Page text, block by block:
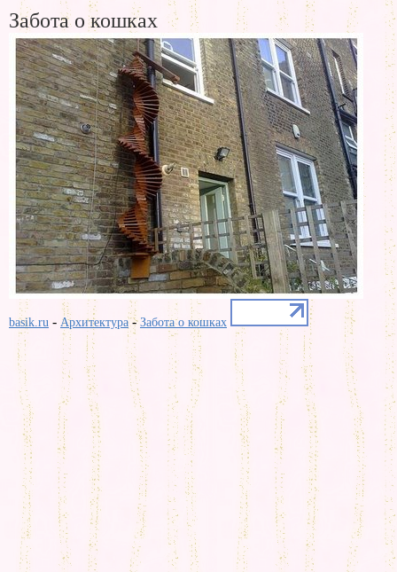
Забота о кошках
basik.ru - Архитектура-Забота о кошках